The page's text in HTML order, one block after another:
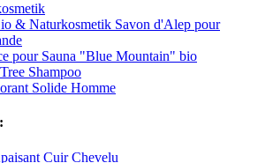
& Naturkosmetik Savon d'Alep pour
pour Sauna "Blue Mountain" bio
Shampoo
Solide Homme
Cuir Chevelu